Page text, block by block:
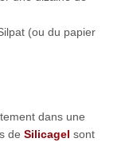
(ou du papier
dans une
de Silicagel sont